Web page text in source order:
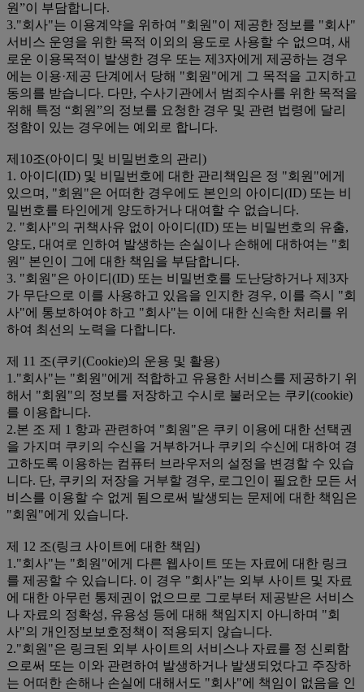
원”이 부담합니다.
3."회사"는 이용계약을 위하여 "회원"이 제공한 정보를 "회사"
서비스 운영을 위한 목적 이외의 용도로 사용할 수 없으며, 새
로운 이용목적이 발생한 경우 또는 제3자에게 제공하는 경우
에는 이용·제공 단계에서 당해 "회원"에게 그 목적을 고지하고
동의를 받습니다. 다만, 수사기관에서 범죄수사를 위한 목적을
위해 특정 “회원”의 정보를 요청한 경우 및 관련 법령에 달리
정함이 있는 경우에는 예외로 합니다.
제10조(아이디 및 비밀번호의 관리)
1. 아이디(ID) 및 비밀번호에 대한 관리책임은 정 "회원"에게
있으며, "회원"은 어떠한 경우에도 본인의 아이디(ID) 또는 비
밀번호를 타인에게 양도하거나 대여할 수 없습니다.
2. "회사"의 귀책사유 없이 아이디(ID) 또는 비밀번호의 유출,
양도, 대여로 인하여 발생하는 손실이나 손해에 대하여는 "회
원" 본인이 그에 대한 책임을 부담합니다.
3. "회원"은 아이디(ID) 또는 비밀번호를 도난당하거나 제3자
가 무단으로 이를 사용하고 있음을 인지한 경우, 이를 즉시 "회
사"에 통보하여야 하고 "회사"는 이에 대한 신속한 처리를 위
하여 최선의 노력을 다합니다.
제 11 조(쿠키(Cookie)의 운용 및 활용)
1."회사"는 "회원"에게 적합하고 유용한 서비스를 제공하기 위
해서 "회원"의 정보를 저장하고 수시로 불러오는 쿠키(cookie)
를 이용합니다.
2.본 조 제 1 항과 관련하여 "회원"은 쿠키 이용에 대한 선택권
을 가지며 쿠키의 수신을 거부하거나 쿠키의 수신에 대하여 경
고하도록 이용하는 컴퓨터 브라우저의 설정을 변경할 수 있습
니다. 단, 쿠키의 저장을 거부할 경우, 로그인이 필요한 모든 서
비스를 이용할 수 없게 됨으로써 발생되는 문제에 대한 책임은
"회원"에게 있습니다.
제 12 조(링크 사이트에 대한 책임)
1."회사"는 "회원"에게 다른 웹사이트 또는 자료에 대한 링크
를 제공할 수 있습니다. 이 경우 "회사"는 외부 사이트 및 자료
에 대한 아무런 통제권이 없으므로 그로부터 제공받은 서비스
나 자료의 정확성, 유용성 등에 대해 책임지지 아니하며 "회
사"의 개인정보보호정책이 적용되지 않습니다.
2."회원"은 링크된 외부 사이트의 서비스나 자료를 정 신뢰함
으로써 또는 이와 관련하여 발생하거나 발생되었다고 주장하
는 어떠한 손해나 손실에 대해서도 "회사"에 책임이 없음을 인